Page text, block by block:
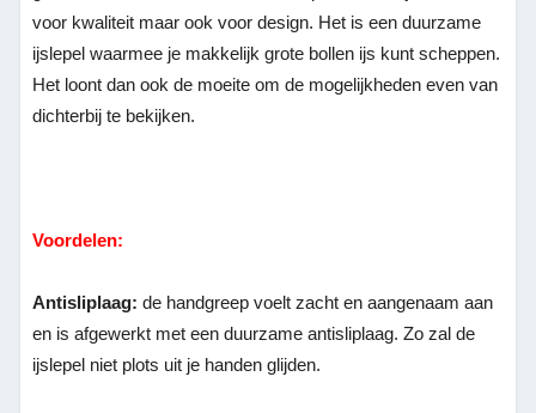
voor kwaliteit maar ook voor design. Het is een duurzame
ijslepel waarmee je makkelijk grote bollen ijs kunt scheppen.
Het loont dan ook de moeite om de mogelijkheden even van
dichterbij te bekijken.
Voordelen:
Antisliplaag:de handgreep voelt zacht en aangenaam aan
en is afgewerkt met een duurzame antisliplaag. Zo zal de
ijslepel niet plots uit je handen glijden.